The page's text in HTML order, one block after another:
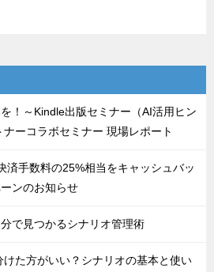
！～Kindle出版セミナー（AI活用ヒン
ナーコラボセミナー 現場レポート
済手数料の25%相当をキャッシュバッ
ンのお知らせ
で見つかるシナリオ管理術
けた方がいい？シナリオの基本と使い